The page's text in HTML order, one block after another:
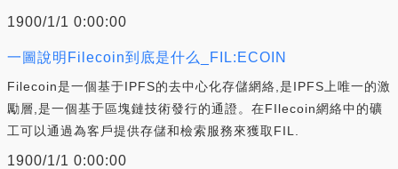
1900/1/1 0:00:00
一圖說明Filecoin到底是什么_FIL:ECOIN
Filecoin是一個基于IPFS的去中心化存儲網絡,是IPFS上唯一的激
勵層,是一個基于區塊鏈技術發行的通證。在FIlecoin網絡中的礦
工可以通過為客戶提供存儲和檢索服務來獲取FIL.
1900/1/1 0:00:00